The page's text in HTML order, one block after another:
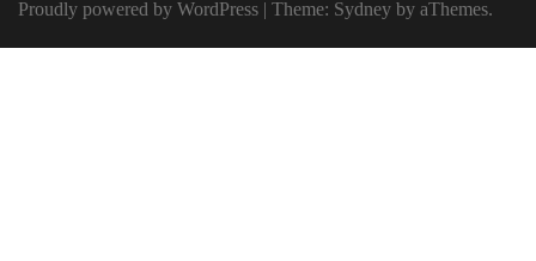
Proudly powered by WordPress | Theme: Sydney by aThemes.